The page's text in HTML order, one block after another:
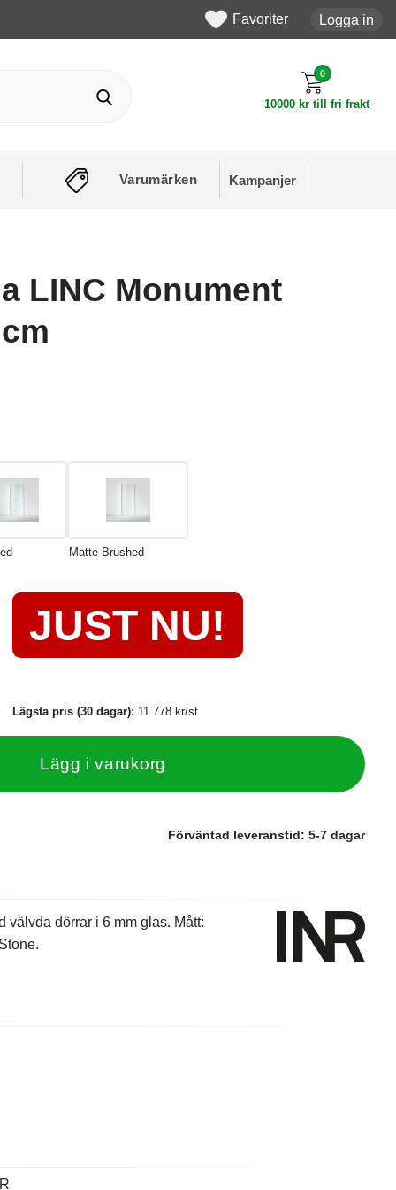
Favoriter Logga in
0
10000 kr till fri frakt
Varumärken Kampanjer
LINC Monument
Matte Brushed
JUST NU!
Lägsta pris (30 dagar): 11 778 kr/st
Lägg i varukorg
Förväntad leveranstid: 5-7 dagar
välvda dörrar i 6 mm glas. Mått: